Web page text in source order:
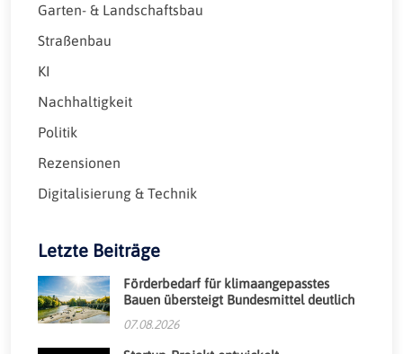
Garten- & Landschaftsbau
Straßenbau
KI
Nachhaltigkeit
Politik
Rezensionen
Digitalisierung & Technik
Letzte Beiträge
Förderbedarf für klimaangepasstes
Bauen übersteigt Bundesmittel deutlich
07.08.2026